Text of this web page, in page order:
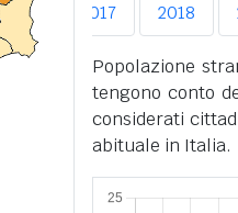
2016 2017 2018
Popolazione
tengono conto
considerati
abituale in Italia.